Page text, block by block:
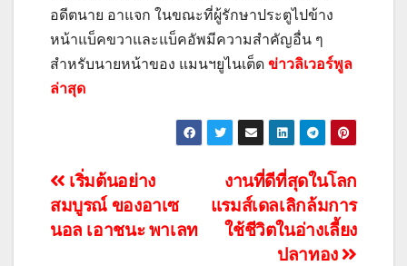
อดีตนาย อาแจก ในขณะที่ผู้รักษาประตูไปข้าง
หน้าแบ็คขวาและแบ็คอัพมีความสำคัญอื่น ๆ
สำหรับนายหน้าของ แมนฯยูไนเต็ด ข่าวลิเวอร์พูล
ล่าสุด
แนะแนว
เรื่อง
งานที่ดีที่สุดในโลก
แรมส์เดลเลิกล้มการ
ใช้ชีวิตในอ่างเลี้ยง
ปลาทอง
เริ่มต้นอย่าง
สมบูรณ์ ของอาเซ
นอล เอาชนะ พาเลท